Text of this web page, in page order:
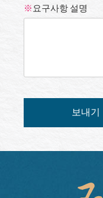
※ 요구사항 설명
보내기